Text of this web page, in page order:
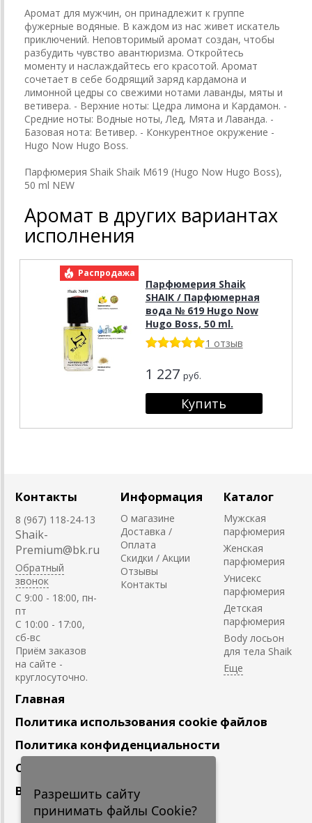
Аромат для мужчин, он принадлежит к группе
фужерные водяные. В каждом из нас живет искатель
приключений. Неповторимый аромат создан, чтобы
разбудить чувство авантюризма. Откройтесь
моменту и наслаждайтесь его красотой. Аромат
сочетает в себе бодрящий заряд кардамона и
лимонной цедры со свежими нотами лаванды, мяты и
ветивера. - Верхние ноты: Цедра лимона и Кардамон. -
Средние ноты: Водные ноты, Лед, Мята и Лаванда. -
Базовая нота: Ветивер. - Конкурентное окружение -
Hugo Now Hugo Boss.
Парфюмерия Shaik Shaik M619 (Hugo Now Hugo Boss),
50 ml NEW
Аромат в других вариантах
исполнения
Распродажа
Парфюмерия Shaik
SHAIK / Парфюмерная
вода № 619 Hugo Now
Hugo Boss, 50 ml.
1 отзыв
1 227 руб.
Контакты
8 (967) 118-24-13
Shaik-
Premium@bk.ru
Обратный
звонок
C 9:00 - 18:00, пн-
пт
С 10:00 - 17:00,
сб-вс
Приём заказов
на сайте -
круглосуточно.
Информация
О магазине
Доставка /
Оплата
Скидки / Акции
Отзывы
Контакты
Каталог
Мужская
парфюмерия
Женская
парфюмерия
Унисекс
парфюмерия
Детская
парфюмерия
Body лосьон
для тела Shaik
Главная
Политика использования cookie файлов
Политика конфиденциальности
Сотрудничество
Вакансии
Подпишитесь
Разрешить сайту
принимать файлы Cookie?